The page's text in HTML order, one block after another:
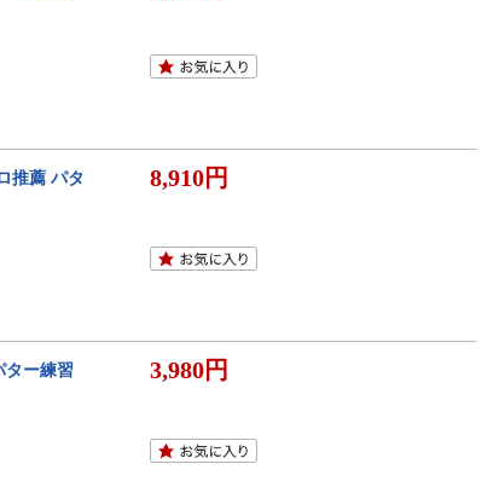
推薦 パタ
8,910円
ター練習
3,980円